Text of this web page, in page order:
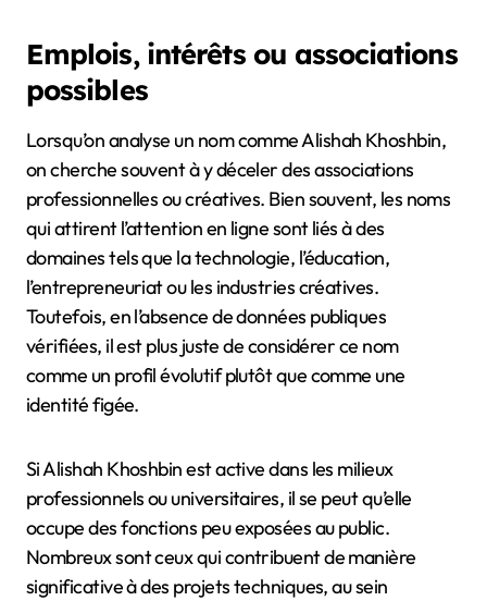
Emplois, intérêts ou associations
possibles
Lorsqu’on analyse un nom comme Alishah Khoshbin,
on cherche souvent à y déceler des associations
professionnelles ou créatives. Bien souvent, les noms
qui attirent l’attention en ligne sont liés à des
domaines tels que la technologie, l’éducation,
l’entrepreneuriat ou les industries créatives.
Toutefois, en l’absence de données publiques
vérifiées, il est plus juste de considérer ce nom
comme un profil évolutif plutôt que comme une
identité figée.
Si Alishah Khoshbin est active dans les milieux
professionnels ou universitaires, il se peut qu’elle
occupe des fonctions peu exposées au public.
Nombreux sont ceux qui contribuent de manière
significative à des projets techniques, au sein